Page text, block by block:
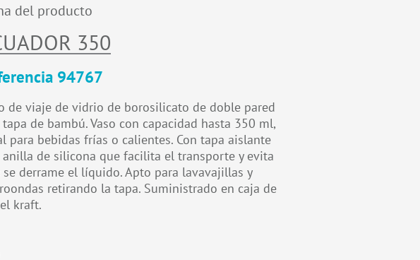
del producto
350
94767
de viaje de vidrio de borosilicato de doble pared
de bambú. Vaso con capacidad hasta 350 ml,
para bebidas frías o calientes. Con tapa aislante
anilla de silicona que facilita el transporte y evita
se derrame el líquido. Apto para lavavajillas y
retirando la tapa. Suministrado en caja de
kraft.